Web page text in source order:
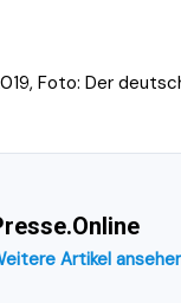
Foto: Der
Artikel